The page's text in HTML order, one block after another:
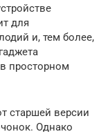
для
и, тем более,
просторном
старшей версии
Однако